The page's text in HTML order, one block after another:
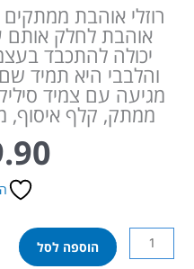
רוזלי אוהבת
אוהבת לחלק אותם
יכולה להתכבד
והלבבי היא תמיד
מגיעה עם צמיד
ממתק, קלף איסוף,
כמות
של
הוספה לסל